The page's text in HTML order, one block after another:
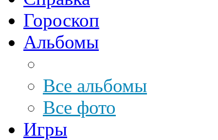
Гороскоп
Альбомы
Все альбомы
Все фото
Игры